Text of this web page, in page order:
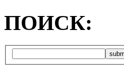
ПОИСК: